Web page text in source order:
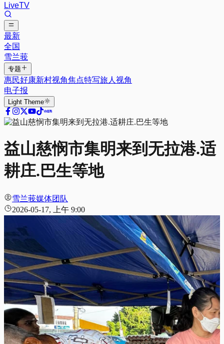
LiveTV
最新
全国
雪兰莪
专题
惠民好康新村视角焦点特写旅人视角
电子报
Light Theme
益山慈悯市集明来到无拉港.适
耕庄.巴生等地
雪兰莪媒体团队
2026-05-17, 上午 9:00